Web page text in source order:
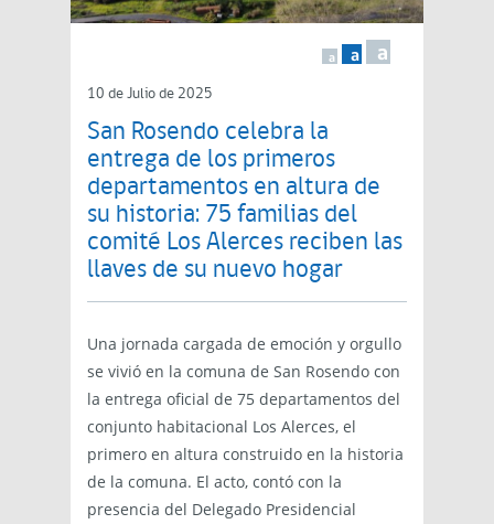
a a a
10 de Julio de 2025
San Rosendo celebra la
entrega de los primeros
departamentos en altura de
su historia: 75 familias del
comité Los Alerces reciben las
llaves de su nuevo hogar
Una jornada cargada de emoción y orgullo
se vivió en la comuna de San Rosendo con
la entrega oficial de 75 departamentos del
conjunto habitacional Los Alerces, el
primero en altura construido en la historia
de la comuna. El acto, contó con la
presencia del Delegado Presidencial